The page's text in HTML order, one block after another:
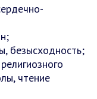
безысходность;
чтение